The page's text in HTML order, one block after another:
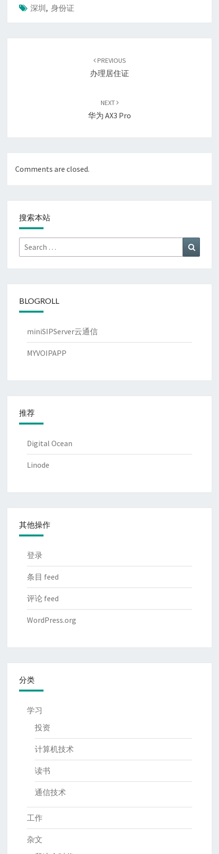
深圳 , 身份证
PREVIOUS
办理居住证
NEXT
华为 AX3 Pro
Comments are closed.
搜索本站
Search
for:
BLOGROLL
miniSIPServer云通信
MYVOIPAPP
推荐
Digital Ocean
Linode
其他操作
登录
条目 feed
评论 feed
WordPress.org
分类
学习
投资
计算机技术
读书
通信技术
工作
杂文